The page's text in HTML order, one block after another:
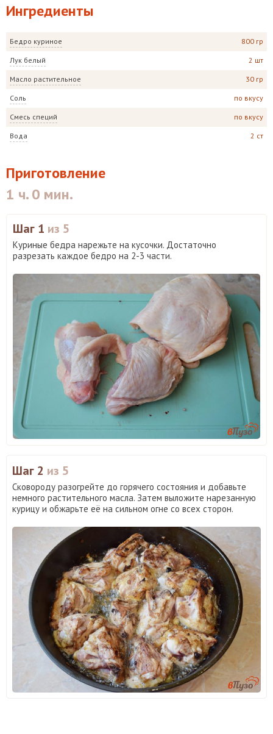
Ингредиенты
Бедро куриное 800 гр
Лук белый 2 шт
Масло растительное 30 гр
Соль по вкусу
Смесь специй по вкусу
Вода 2 ст
Приготовление
1 ч. 0 мин.
Шаг 1 из 5
Куриные бедра нарежьте на кусочки. Достаточно
разрезать каждое бедро на 2-3 части.
Шаг 2 из 5
Сковороду разогрейте до горячего состояния и добавьте
немного растительного масла. Затем выложите нарезанную
курицу и обжарьте её на сильном огне со всех сторон.